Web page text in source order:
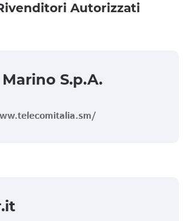
Autorizzati
S.p.A.